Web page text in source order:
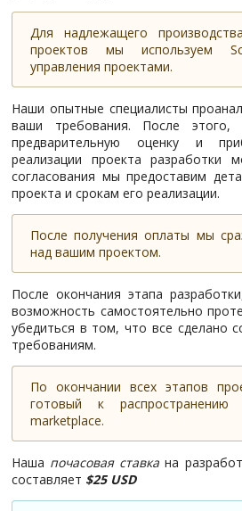
Для надлежащего
проектов мы используем
управления проектами.
Наши опытные специалисты
ваши требования. После
предварительную оценку и
реализации проекта разработки
согласования мы предоставим
проекта и срокам его реализации.
После получения оплаты мы
над вашим проектом.
После окончания этапа
возможность самостоятельно
убедиться в том, что все сделано
требованиям.
По окончании всех этапов
готовый к
marketplace.
Наша почасовая ставка на
составляет $25 USD